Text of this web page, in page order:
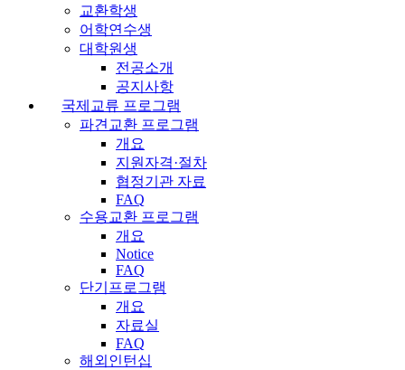
교환학생
어학연수생
대학원생
전공소개
공지사항
국제교류 프로그램
파견교환 프로그램
개요
지원자격·절차
협정기관 자료
FAQ
수용교환 프로그램
개요
Notice
FAQ
단기프로그램
개요
자료실
FAQ
해외인턴십